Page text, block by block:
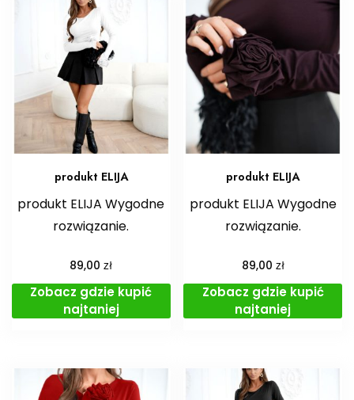
produkt ELIJA
produkt ELIJA Wygodne
rozwiązanie.
89,00zł
Zobacz gdzie kupić
najtaniej
produkt ELIJA
produkt ELIJA Wygodne
rozwiązanie.
89,00 zł
Zobacz gdzie kupić
najtaniej